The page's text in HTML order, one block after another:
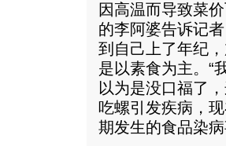
因高温而导致菜
的李阿婆告诉记
到自己上了年纪
是以素食为主。“
以为是没口福了
吃螺引发疾病，
期发生的食品染